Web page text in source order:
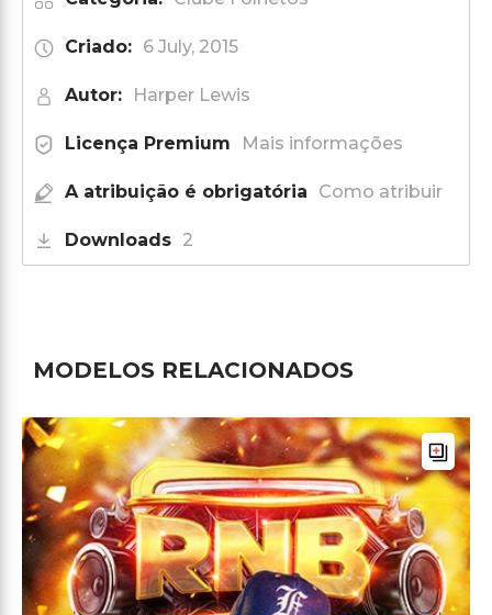
Criado: 6 July, 2015
Autor: Harper Lewis
Licença Premium Mais informações
A atribuição é obrigatória Como atribuir
Downloads 2
MODELOS RELACIONADOS